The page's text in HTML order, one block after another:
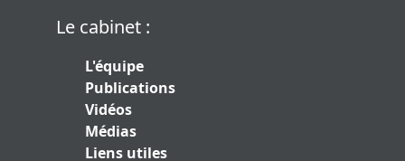
Le cabinet :
L'équipe
Publications
Vidéos
Médias
Liens utiles